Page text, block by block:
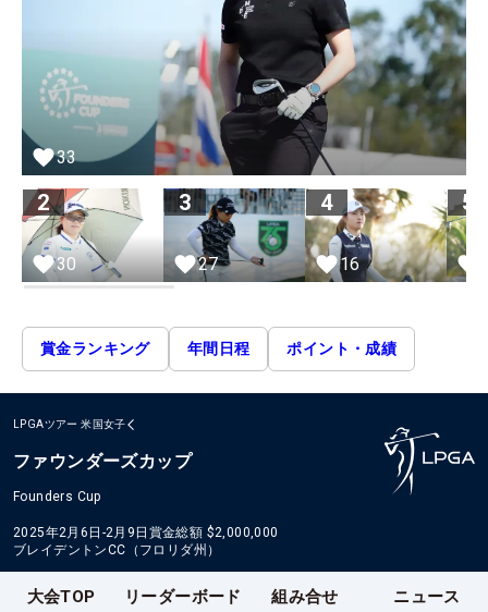
33
2
30
3
27
4
16
5
賞金ランキング 年間日程 ポイント・成績
LPGAツアー 米国女子
ファウンダーズカップ
Founders Cup
2025年2月6日-2月9日 賞金総額 $2,000,000
ブレイデントンCC（フロリダ州）
大会TOP リーダーボード 組み合せ ニュース